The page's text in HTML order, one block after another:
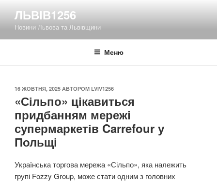
вмісту
ЛЬВІВ1256
Новини Львова та Львівщини
Меню
ОПУБЛІКОВАНО
16 ЖОВТНЯ, 2025 АВТОРОМ LVIV1256
«Сільпо» цікавиться
придбанням мережі
супермаркетів Carrefour у
Польщі
Українська торгова мережа «Сільпо», яка належить
групі Fozzy Group, може стати одним з головних